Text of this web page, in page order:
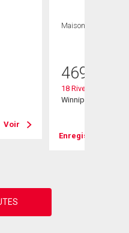
Voir
Maison
469 900
18 Riverstone Rd
Winnipeg, MB
Enregistrer